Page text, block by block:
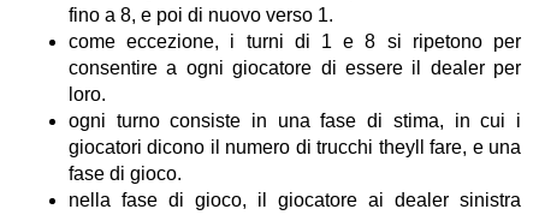
fino a 8, e poi di nuovo verso 1.
come eccezione, i turni di 1 e 8 si ripetono per
consentire a ogni giocatore di essere il dealer per
loro.
ogni turno consiste in una fase di stima, in cui i
giocatori dicono il numero di trucchi theyll fare, e una
fase di gioco.
nella fase di gioco, il giocatore ai dealer sinistra